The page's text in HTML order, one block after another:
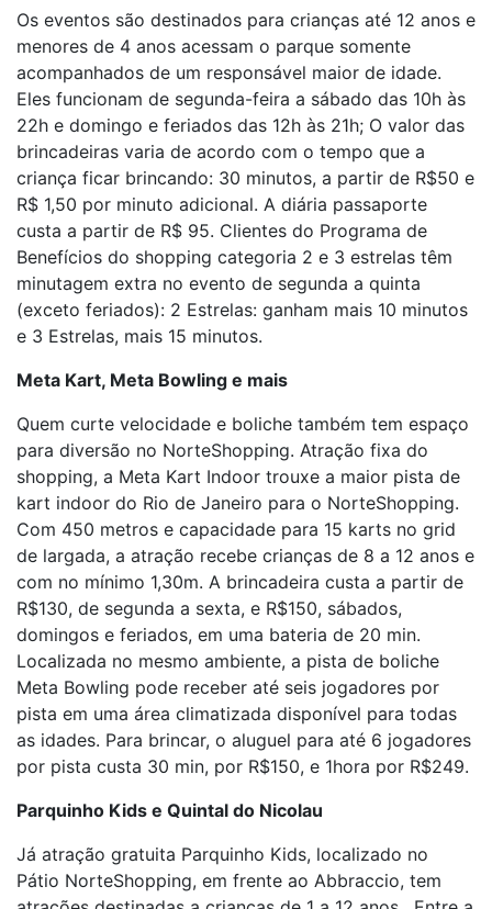
Os eventos são destinados para crianças até 12 anos e
menores de 4 anos acessam o parque somente
acompanhados de um responsável maior de idade.
Eles funcionam de segunda-feira a sábado das 10h às
22h e domingo e feriados das 12h às 21h; O valor das
brincadeiras varia de acordo com o tempo que a
criança ficar brincando: 30 minutos, a partir de R$50 e
R$ 1,50 por minuto adicional. A diária passaporte
custa a partir de R$ 95. Clientes do Programa de
Benefícios do shopping categoria 2 e 3 estrelas têm
minutagem extra no evento de segunda a quinta
(exceto feriados): 2 Estrelas: ganham mais 10 minutos
e 3 Estrelas, mais 15 minutos.
Meta Kart, Meta Bowling e mais
Quem curte velocidade e boliche também tem espaço
para diversão no NorteShopping. Atração fixa do
shopping, a Meta Kart Indoor trouxe a maior pista de
kart indoor do Rio de Janeiro para o NorteShopping.
Com 450 metros e capacidade para 15 karts no grid
de largada, a atração recebe crianças de 8 a 12 anos e
com no mínimo 1,30m. A brincadeira custa a partir de
R$130, de segunda a sexta, e R$150, sábados,
domingos e feriados, em uma bateria de 20 min.
Localizada no mesmo ambiente, a pista de boliche
Meta Bowling pode receber até seis jogadores por
pista em uma área climatizada disponível para todas
as idades. Para brincar, o aluguel para até 6 jogadores
por pista custa 30 min, por R$150, e 1hora por R$249.
Parquinho Kids e Quintal do Nicolau
Já atração gratuita Parquinho Kids, localizado no
Pátio NorteShopping, em frente ao Abbraccio, tem